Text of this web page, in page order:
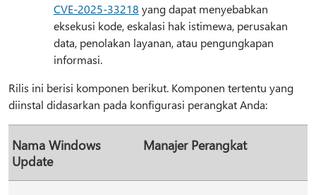
CVE-2025-33218 yang dapat menyebabkan
eksekusi kode, eskalasi hak istimewa, perusakan
data, penolakan layanan, atau pengungkapan
informasi.
Rilis ini berisi komponen berikut. Komponen tertentu yang
diinstal didasarkan pada konfigurasi perangkat Anda:
Nama Windows
Update
Manajer Perangkat